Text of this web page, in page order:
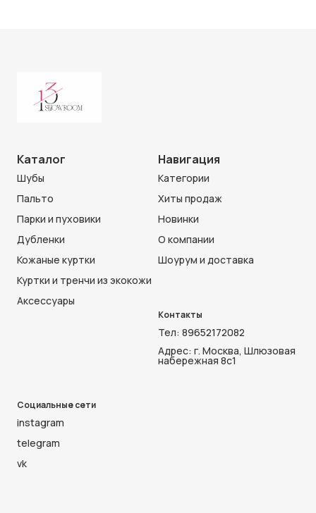
Каталог
Шубы
Пальто
Парки и пуховики
Дубленки
Кожаные куртки
Куртки и тренчи из экокожи
Аксессуары
Навигация
Категории
Хиты продаж
Новинки
О компании
Шоурум и доставка
Контакты
Тел: 89652172082
Адрес: г. Москва, Шлюзовая
набережная 8с1
Социальные сети
instagram
telegram
vk